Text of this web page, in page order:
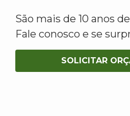
São mais de 10 anos
Fale conosco e se
SOLICITAR